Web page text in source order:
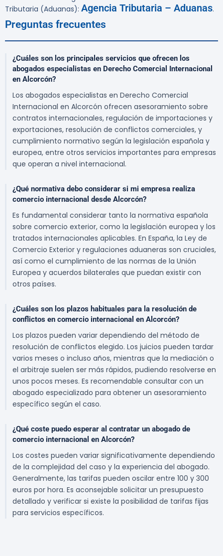
Tributaria (Aduanas): Agencia Tributaria – Aduanas.
Preguntas frecuentes
¿Cuáles son los principales servicios que ofrecen los
abogados especialistas en Derecho Comercial Internacional
en Alcorcón?
Los abogados especialistas en Derecho Comercial
Internacional en Alcorcón ofrecen asesoramiento sobre
contratos internacionales, regulación de importaciones y
exportaciones, resolución de conflictos comerciales, y
cumplimiento normativo según la legislación española y
europea, entre otros servicios importantes para empresas
que operan a nivel internacional.
¿Qué normativa debo considerar si mi empresa realiza
comercio internacional desde Alcorcón?
Es fundamental considerar tanto la normativa española
sobre comercio exterior, como la legislación europea y los
tratados internacionales aplicables. En España, la Ley de
Comercio Exterior y regulaciones aduaneras son cruciales,
así como el cumplimiento de las normas de la Unión
Europea y acuerdos bilaterales que puedan existir con
otros países.
¿Cuáles son los plazos habituales para la resolución de
conflictos en comercio internacional en Alcorcón?
Los plazos pueden variar dependiendo del método de
resolución de conflictos elegido. Los juicios pueden tardar
varios meses o incluso años, mientras que la mediación o
el arbitraje suelen ser más rápidos, pudiendo resolverse en
unos pocos meses. Es recomendable consultar con un
abogado especializado para obtener un asesoramiento
específico según el caso.
¿Qué coste puedo esperar al contratar un abogado de
comercio internacional en Alcorcón?
Los costes pueden variar significativamente dependiendo
de la complejidad del caso y la experiencia del abogado.
Generalmente, las tarifas pueden oscilar entre 100 y 300
euros por hora. Es aconsejable solicitar un presupuesto
detallado y verificar si existe la posibilidad de tarifas fijas
para servicios específicos.